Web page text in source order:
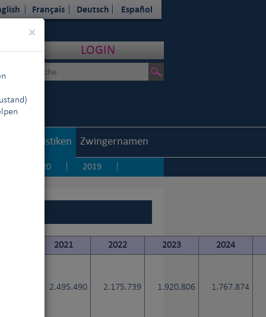
×
Français Deutsch Español
LOGIN
Statistiken Zwingernamen
2020 2019
2021 2022 2023 2024
2.495.490 2.175.739 1.920.806 1.767.874